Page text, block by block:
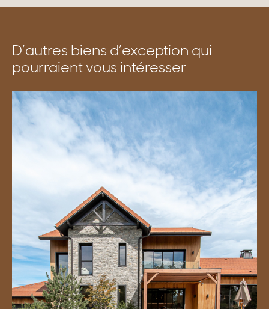
D’autres biens d’exception qui
pourraient vous intéresser